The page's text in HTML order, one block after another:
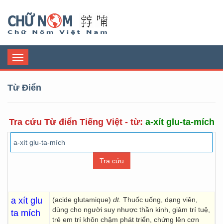
Toggle
navigation
Từ Điển
Tra cứu Từ điển Tiếng Việt - từ: a-xít glu-ta-mích
a xít glu
ta mích
(acide glutamique) dt. Thuốc uống, dạng viên,
dùng cho người suy nhược thần kinh, giảm trí tuệ,
trẻ em trí khôn chậm phát triển, chứng lên cơn